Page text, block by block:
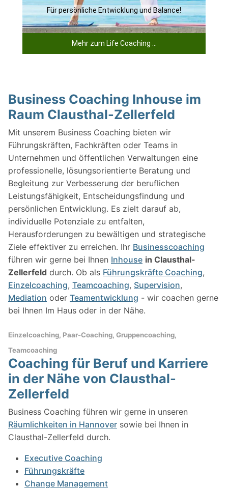
Mehr zum Life Coaching ...
Für persönliche Entwicklung und Balance!
Business Coaching Inhouse im
Raum Clausthal-Zellerfeld
Mit unserem Business Coaching bieten wir
Führungskräften, Fachkräften oder Teams in
Unternehmen und öffentlichen Verwaltungen eine
professionelle, lösungsorientierte Beratung und
Begleitung zur Verbesserung der beruflichen
Leistungsfähigkeit, Entscheidungsfindung und
persönlichen Entwicklung. Es zielt darauf ab,
individuelle Potenziale zu entfalten,
Herausforderungen zu bewältigen und strategische
Ziele effektiver zu erreichen. Ihr Businesscoaching
führen wir gerne bei Ihnen Inhouse in Clausthal-
Zellerfeld durch. Ob als Führungskräfte Coaching,
Einzelcoaching, Teamcoaching, Supervision,
Mediation oder Teamentwicklung - wir coachen gerne
bei Ihnen Im Haus oder in der Nähe.
Einzelcoaching, Paar-Coaching, Gruppencoaching,
Teamcoaching
Coaching für Beruf und Karriere
in der Nähe von Clausthal-
Zellerfeld
Business Coaching führen wir gerne in unseren
Räumlichkeiten in Hannover sowie bei Ihnen in
Clausthal-Zellerfeld durch.
Executive Coaching
Führungskräfte
Change Management